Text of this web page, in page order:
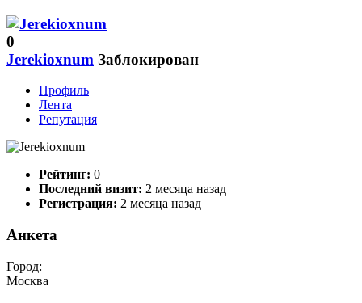
0
Jerekioxnum Заблокирован
Профиль
Лента
Репутация
Рейтинг: 0
Последний визит: 2 месяца назад
Регистрация: 2 месяца назад
Анкета
Город:
Москва